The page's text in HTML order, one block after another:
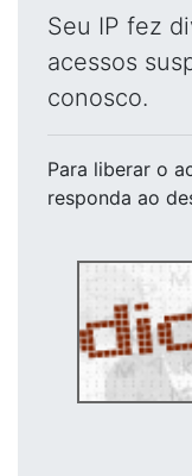
Seu IP fez
acessos
conosco.
Para liberar o
responda ao